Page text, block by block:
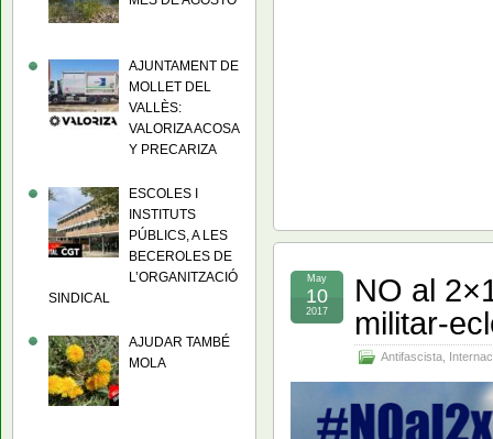
NO al
militar-
Antifascista
May
10
2017
AJUNTAMENT DE
MOLLET DEL
VALLÈS:
VALORIZA ACOSA
Y PRECARIZA
ESCOLES I
INSTITUTS
PÚBLICS, A LES
BECEROLES DE
L’ORGANITZACIÓ
SINDICAL
AJUDAR TAMBÉ
MOLA